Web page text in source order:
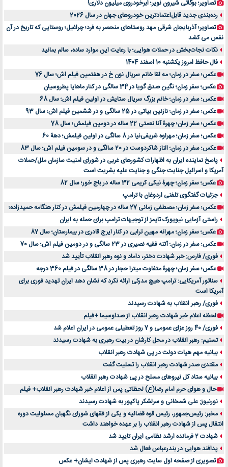
تصاویر؛ بوگاتی شیرون نویر؛ ابرخودروی میلیون دلاری!
رده‌بندی جدید قابل‌اعتمادترین خودروهای جهان در سال 2026
تصاویر؛ آذربایجان شرقی مهد روستاهای منحصر به فرد؛ چراغیل؛ روستایی که تاریخ در آن
نفس می کشد
نکات نجات‌بخش در حملات هوایی؛ با رعایت این موارد ساده، سالم بمانید
فال حافظ امروز یکشنبه 10 اسفند 1404
عکس؛ سفر در زمان؛ مه لقا خانم سریال نون خ در هفتمین فیلم اش؛ سال 76
عکس؛ سفر زمان؛ نگین صدق گویا در 34 سالگی در کنار ماهایا پطروسیان
عکس؛ سفر در زمان؛ خانم بزرگ سریال ستایش در اولین فیلم اش؛ سال 68
عکس؛ سفر در زمان؛ نازنین بیاتی در 25 سالگی و در ششمین فیلم اش؛ سال 93
عکس؛ سفر زمان؛ چهرۀ آنا نعمتی 22 ساله در دومین فیلمش؛ سال 78
عکس؛ سفر زمان؛ مهراوه شریفی‌نیا در 8 سالگی در اولین فیلمش؛ دهۀ 60
عکس؛ سفر در زمان؛ الناز شاکردوست در 20 سالگی و در سومین فیلم اش؛ سال 83
پاسخ نماینده ایران به اظهارات کشورهای غربی در شورای امنیت سازمان ملل/حملات
آمریکا و اسرائیل جنایت جنگی و جنایت علیه بشریت است
عکس؛ سفر زمان؛ چهرۀ نیکی کریمی 32 ساله در باج خور؛ سال 82
جزئیات گفتگوی تلفنی اردوغان با ترامپ
عکس؛ سفر زمان؛ مصطفی زمانی 27 ساله در چهارمین فیلمش در کنار هنگامه حمیدزاده؛
راستی آزمایی نیویورک تایمز از توجیهات ترامپ برای حمله به ایران
عکس؛ سفر زمان؛ مهرانه مهین ترابی در کنار ایرج قادری در بیمارستان؛ سال 87
عکس؛ سفر در زمان؛ آتنه فقیه نصیری در 23 سالگی و در دومین فیلم اش؛ سال 70
فوری/ فارس: خبر شهادت دختر، داماد و نوه رهبر انقلاب تأیید شد
عکس؛ سفر زمان؛ چهرۀ متفاوت میترا حجار در 38 سالگی در فیلم 360 درجه
سناتور آمریکایی: ترامپ هیچ مدرکی ارائه نکرد که نشان دهد ایران تهدید فوری برای
آمریکا است
فوری/ رهبر انقلاب به شهادت رسیدند
لحظه اعلام خبر شهادت رهبر انقلاب از صداوسیما +فیلم
فوری/ 40 روز عزای عمومی و 7 روز تعطیلی عمومی در ایران اعلام شد
تسنیم: رهبر انقلاب در محل کارشان در بیت رهبری به شهادت رسیدند
بیانیه مهم هیات دولت در پی شهادت رهبر انقلاب
مقتدی صدر شهادت رهبر انقلاب را تسلیت گفت
بیانیه ستاد کل نیروهای مسلح در پی شهادت رهبر انقلاب
حال و هوای حرم امام رضا(ع) لحظاتی پس از اعلام خبر شهادت رهبر انقلاب+ فیلم
نورنیوز: علی شمخانی و سرلشکر پاکپور به شهادت رسیدند
مخبر: رئیس‌جمهور، رئیس قوه ‌قضائیه و یکی از فقهای شورای نگهبان مسئولیت دوره
انتقال پس ‌از شهادت رهبر انقلاب را بر عهده خواهند داشت
شهادت 2 فرمانده ارشد نظامی ایران تایید شد
پدافند هوایی در بندرعباس فعال شد
تصویری از صفحه اول سایت رهبری پس از شهادت ایشان+ عکس